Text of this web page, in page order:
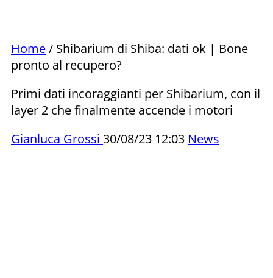
Home/ Shibarium di Shiba: dati ok | Bone
pronto al recupero?
Primi dati incoraggianti per Shibarium, con il
layer 2 che finalmente accende i motori
Gianluca Grossi 30/08/23 12:03 News